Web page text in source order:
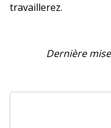
travaillerez.
Dernière